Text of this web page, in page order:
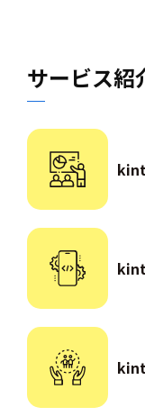
サービス紹